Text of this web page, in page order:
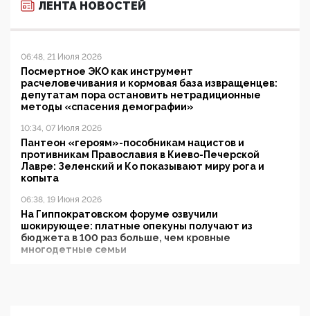
ЛЕНТА НОВОСТЕЙ
06:48, 21 Июля 2026
Посмертное ЭКО как инструмент
расчеловечивания и кормовая база извращенцев:
депутатам пора остановить нетрадиционные
методы «спасения демографии»
10:34, 07 Июля 2026
Пантеон «героям»-пособникам нацистов и
противникам Православия в Киево-Печерской
Лавре: Зеленский и Ко показывают миру рога и
копыта
06:38, 19 Июня 2026
На Гиппократовском форуме озвучили
шокирующее: платные опекуны получают из
бюджета в 100 раз больше, чем кровные
многодетные семьи